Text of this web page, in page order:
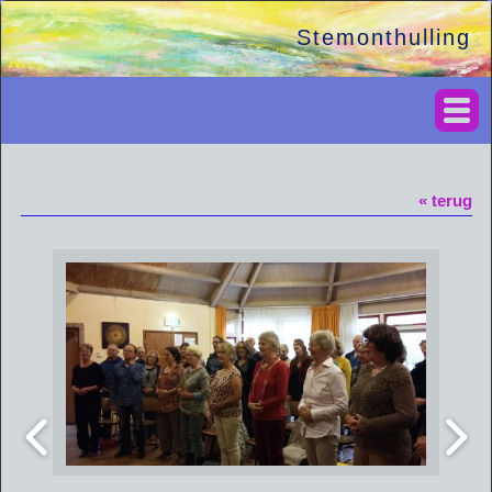
Stemonthulling
« terug